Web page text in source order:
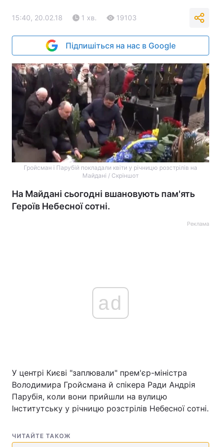
15:40, 20.02.18 1 хв. 19103
Підпишіться на нас в Google
Гройсман і Парубій покладали квіти у річницю розстрілів на
Майдані / Скріншот
На Майдані сьогодні вшановують пам'ять
Героїв Небесної сотні.
Реклама
ad
У центрі Києві "заплювали" прем'єр-міністра
Володимира Гройсмана й спікера Ради Андрія
Парубія, коли вони прийшли на вулицю
Інститутську у річницю розстрілів Небесної сотні.
ЧИТАЙТЕ ТАКОЖ